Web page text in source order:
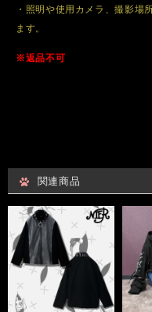
・照明や使用カメラ、撮影場
ます。
※返品不可
関連商品